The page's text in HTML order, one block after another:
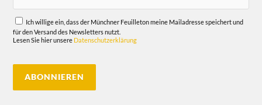
Ich willige ein, dass der Münchner Feuilleton meine Mailadresse speichert und
für den Versand des Newsletters nutzt.
Lesen Sie hier unsere Datenschutzerklärung